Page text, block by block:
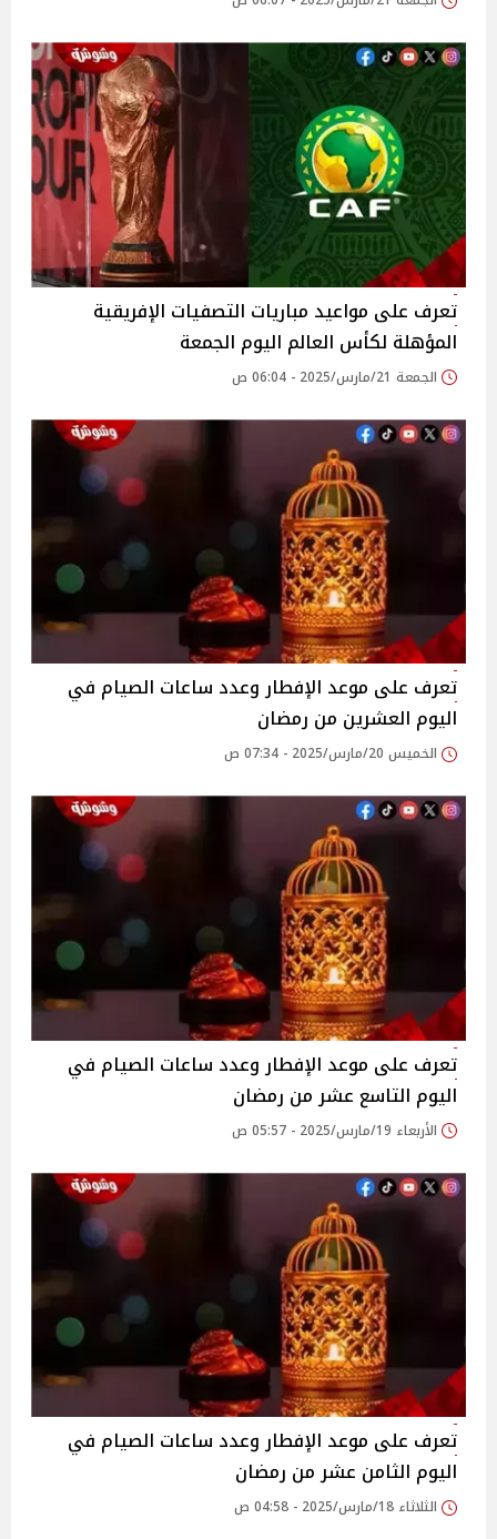
تعرف على مواعيد مباريات التصفيات الإفريقية
المؤهلة لكأس العالم اليوم الجمعة
الجمعة 21/مارس/2025 - 06:04 ص
تعرف على موعد الإفطار وعدد ساعات الصيام في
اليوم العشرين من رمضان
الخميس 20/مارس/2025 - 07:34 ص
تعرف على موعد الإفطار وعدد ساعات الصيام في
اليوم التاسع عشر من رمضان
الأربعاء 19/مارس/2025 - 05:57 ص
تعرف على موعد الإفطار وعدد ساعات الصيام في
اليوم الثامن عشر من رمضان
الثلاثاء 18/مارس/2025 - 04:58 ص